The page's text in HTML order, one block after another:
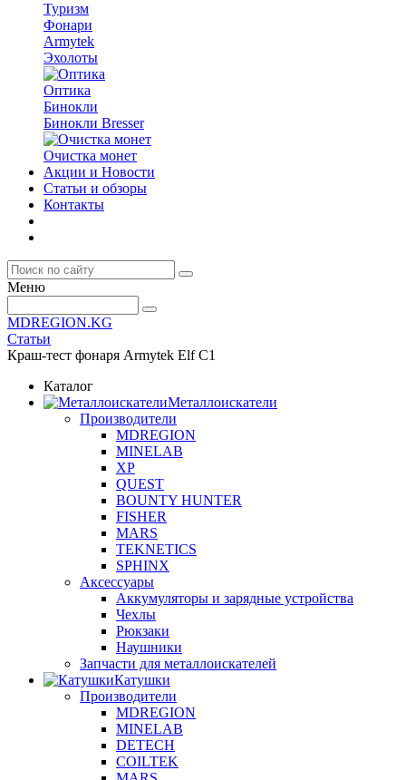
Туризм
Фонари
Armytek
Эхолоты
Оптика
Бинокли
Бинокли Bresser
Очистка монет
Акции и Новости
Статьи и обзоры
Контакты
Меню
MDREGION.KG
Статьи
Краш-тест фонаря Armytek Elf C1
Каталог
Металлоискатели
Производители
MDREGION
MINELAB
XP
QUEST
BOUNTY HUNTER
FISHER
MARS
TEKNETICS
SPHINX
Аксессуары
Аккумуляторы и зарядные устройства
Чехлы
Рюкзаки
Наушники
Запчасти для металлоискателей
Катушки
Производители
MDREGION
MINELAB
DETECH
COILTEK